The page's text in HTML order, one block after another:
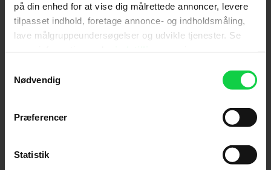
på din enhed for at vise dig målrettede annoncer, levere
tilpasset indhold, foretage annonce- og indholdsmåling,
lave målgruppeundersøgelser og udvikle tjenester. Se
tilbage eller ændre indstillinger fra vores
"Cookiedeklaration", eller ved at trykke på "Privacy
Indsamle præcise oplysninger om din placering,
Nødvendig
Præferencer
Statistik
Foto: HBO Max
Følg os for de seneste nyheder, konkurrencer